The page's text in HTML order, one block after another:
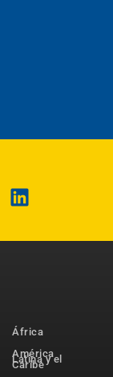
África
América
Latina y el
Caribe